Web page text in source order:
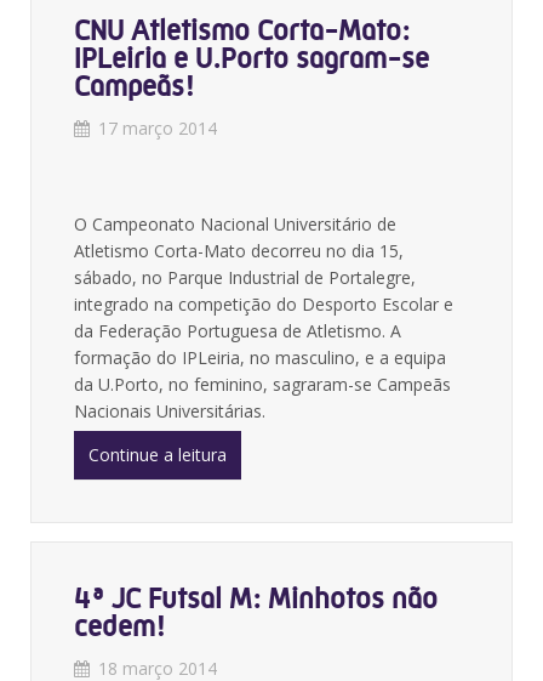
CNU Atletismo Corta-Mato:
IPLeiria e U.Porto sagram-se
Campeãs!
17 março 2014
O Campeonato Nacional Universitário de
Atletismo Corta-Mato decorreu no dia 15,
sábado, no Parque Industrial de Portalegre,
integrado na competição do Desporto Escolar e
da Federação Portuguesa de Atletismo. A
formação do IPLeiria, no masculino, e a equipa
da U.Porto, no feminino, sagraram-se Campeãs
Nacionais Universitárias.
Continue a leitura
4ª JC Futsal M: Minhotos não
cedem!
18 março 2014